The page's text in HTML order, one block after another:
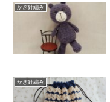
かぎ針編み
かぎ針編み